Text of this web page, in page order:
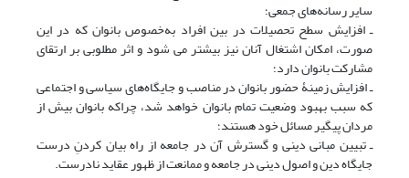
سایر رسانه‌های جمعی؛
ـ افزایش سطح تحصیلات در بین افراد به‌خصوص بانوان که در این
صورت، امکان اشتغال آنان نیز بیشتر می شود و اثر مطلوبی بر ارتقای
مشارکت بانوان دارد؛
ـ افزایش زمینۀ حضور بانوان در مناصب و جایگاه‌های سیاسی و اجتماعی
که سبب بهبود وضعیت تمام بانوان خواهد شد، چراکه بانوان بیش از
مردان پیگیر مسائل خود هستند؛
ـ تبیین مبانی دینی و گسترش آن در جامعه از راه بیان کردنِ درست
جایگاه دین و اصول دینی در جامعه و ممانعت از ظهور عقاید نادرست.